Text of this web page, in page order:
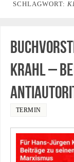
SCHLAGWORT:
Krahl –
TERMIN